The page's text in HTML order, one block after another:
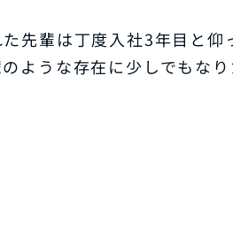
先輩は丁度入社3年目と仰
ような存在に少しでもな